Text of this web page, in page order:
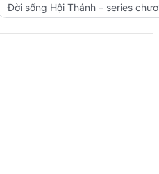
Đời sống Hội Thánh – series